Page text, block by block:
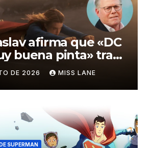
afirma que «DC
buena pinta» tras
de «Supergirl»
DE 2026 MISS LANE
SUPERMAN